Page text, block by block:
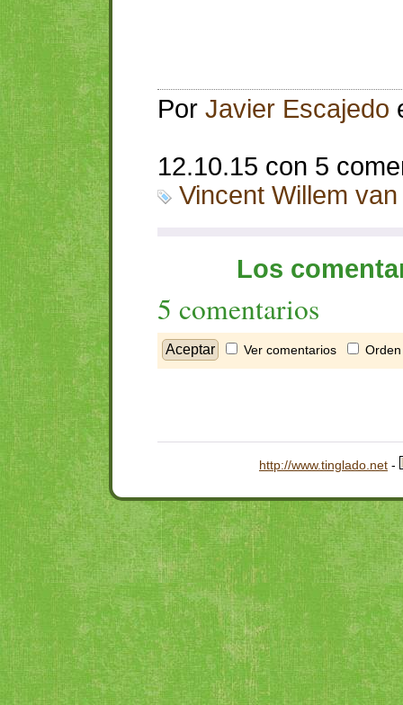
Por Javier Escajedo
12.10.15 con 5
Vincent Willem
Los
5 comentarios
Ver comentarios
http://www.tinglado.net -